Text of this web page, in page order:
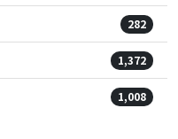
282
1,372
1,008